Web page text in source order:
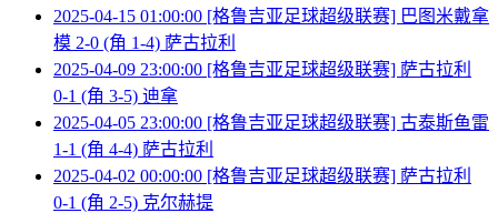
2025-04-15 01:00:00 [格鲁吉亚足球超级联赛] 巴图米戴拿
模 2-0 (角 1-4) 萨古拉利
2025-04-09 23:00:00 [格鲁吉亚足球超级联赛] 萨古拉利
0-1 (角 3-5) 迪拿
2025-04-05 23:00:00 [格鲁吉亚足球超级联赛] 古泰斯鱼雷
1-1 (角 4-4) 萨古拉利
2025-04-02 00:00:00 [格鲁吉亚足球超级联赛] 萨古拉利
0-1 (角 2-5) 克尔赫提